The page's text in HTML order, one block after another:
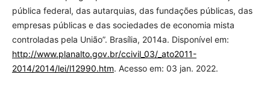
pública federal, das autarquias, das fundações públicas, das
empresas públicas e das sociedades de economia mista
controladas pela União”. Brasília, 2014a. Disponível em:
http://www.planalto.gov.br/ccivil_03/_ato2011-
2014/2014/lei/l12990.htm. Acesso em: 03 jan. 2022.